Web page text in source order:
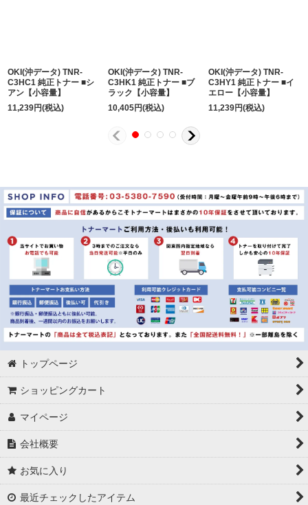
OKI(沖データ) TNR-
C3HC1 純正トナー ■シ
アン【小容量】
11,239円(税込)
OKI(沖データ) TNR-
C3HK1 純正トナー ■ブ
ラック【小容量】
10,405円(税込)
OKI(沖データ) TNR-
C3HY1 純正トナー ■イ
エロー【小容量】
11,239円(税込)
トップページ
ショッピングカート
マイページ
会社概要
お気に入り
最近チェックしたアイテム